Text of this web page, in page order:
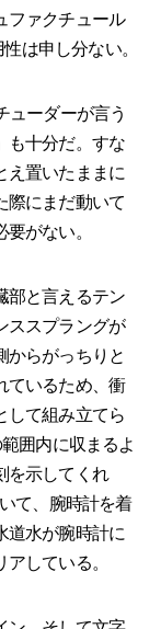
ファクチュール
は申し分ない。
ーダーが言う
も十分だ。すな
え置いたままに
際にまだ動いて
がない。
部と言えるテン
ススプラングが
からがっちりと
ているため、衝
して組み立てら
囲内に収まるよ
を示してくれ
て、腕時計を着
道水が腕時計に
している。